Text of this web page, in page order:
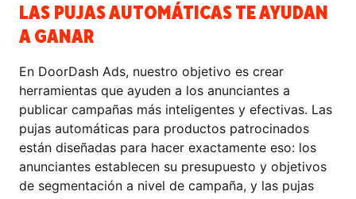
LAS PUJAS AUTOMÁTICAS TE AYUDAN
A GANAR
En DoorDash Ads, nuestro objetivo es crear
herramientas que ayuden a los anunciantes a
publicar campañas más inteligentes y efectivas. Las
pujas automáticas para productos patrocinados
están diseñadas para hacer exactamente eso: los
anunciantes establecen su presupuesto y objetivos
de segmentación a nivel de campaña, y las pujas